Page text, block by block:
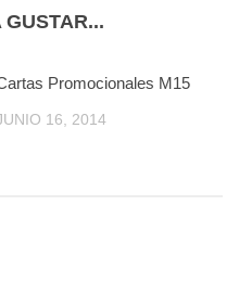
Promocionales M15
16, 2014